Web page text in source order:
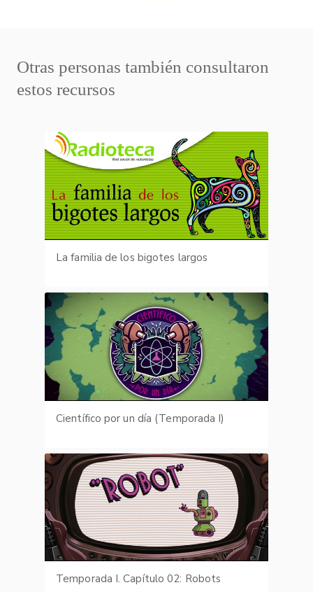
Otras personas también consultaron
estos recursos
La familia de los bigotes largos
Científico por un día (Temporada I)
Temporada I. Capítulo 02: Robots